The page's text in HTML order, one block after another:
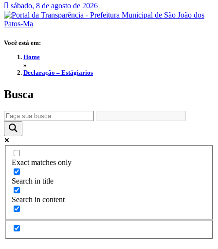
sábado, 8 de agosto de 2026
Você está em:
Home
»
Declaração – Estágiarios
Busca
Exact matches only
Search in title
Search in content